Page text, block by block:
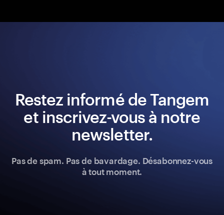
Restez informé de Tangem
et inscrivez-vous à notre
newsletter.
Pas de spam. Pas de bavardage. Désabonnez-vous
à tout moment.